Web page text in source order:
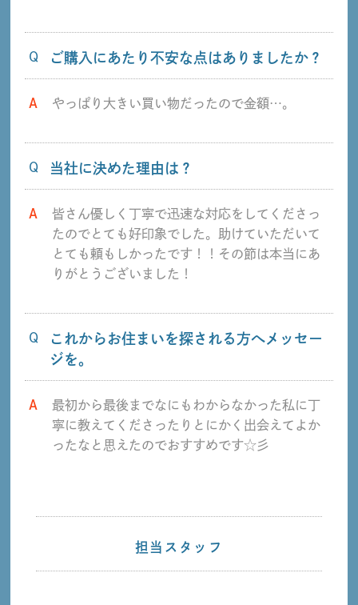
Q ご購入にあたり不安な点はありましたか？
A やっぱり大きい買い物だったので金額…。
Q 当社に決めた理由は？
A
皆さん優しく丁寧で迅速な対応をしてくださっ
たのでとても好印象でした。助けていただいて
とても頼もしかったです！！その節は本当にあ
りがとうございました！
Q
これからお住まいを探される方へメッセー
ジを。
A
最初から最後までなにもわからなかった私に丁
寧に教えてくださったりとにかく出会えてよか
ったなと思えたのでおすすめです☆彡
担当スタッフ